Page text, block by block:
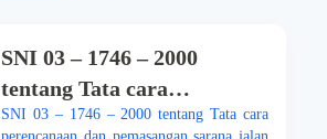
SNI 03 – 1746 – 2000
tentang Tata cara
perencanaan dan
SNI 03 – 1746 – 2000 tentang Tata cara